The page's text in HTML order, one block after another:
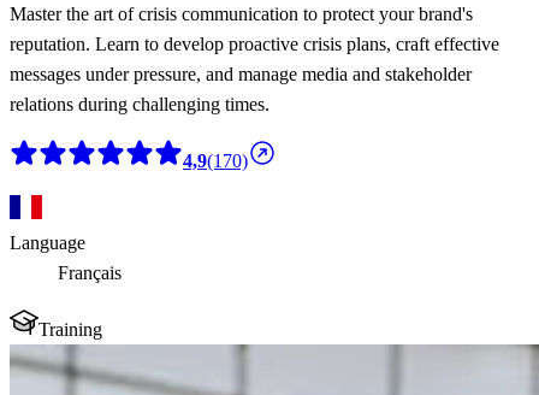
Master the art of crisis communication to protect your brand's
reputation. Learn to develop proactive crisis plans, craft effective
messages under pressure, and manage media and stakeholder
relations during challenging times.
4,9(170)
Language
Français
Training